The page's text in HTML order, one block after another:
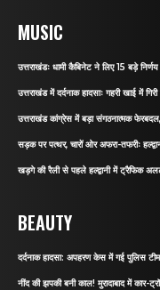
MUSIC
उत्तराखंडः धामी कैबिनेट ने लिए 15 बड़े निर्णय
उत्तराखंड में दर्दनाक हादसाः गहरी खाई में
उत्तराखंड कांग्रेस में बड़ा संगठनात्मक फेरबदल,
सड़क पर पत्थर, चारों ओर अफरा-तफरीः
खड़गे की रैली से पहले हल्द्वानी में ट्रैफिक
BEAUTY
दर्दनाक हादसा: अपहरण केस में गई पुलिस
नींद की झपकी बनी काल! मुरादाबाद में कार-